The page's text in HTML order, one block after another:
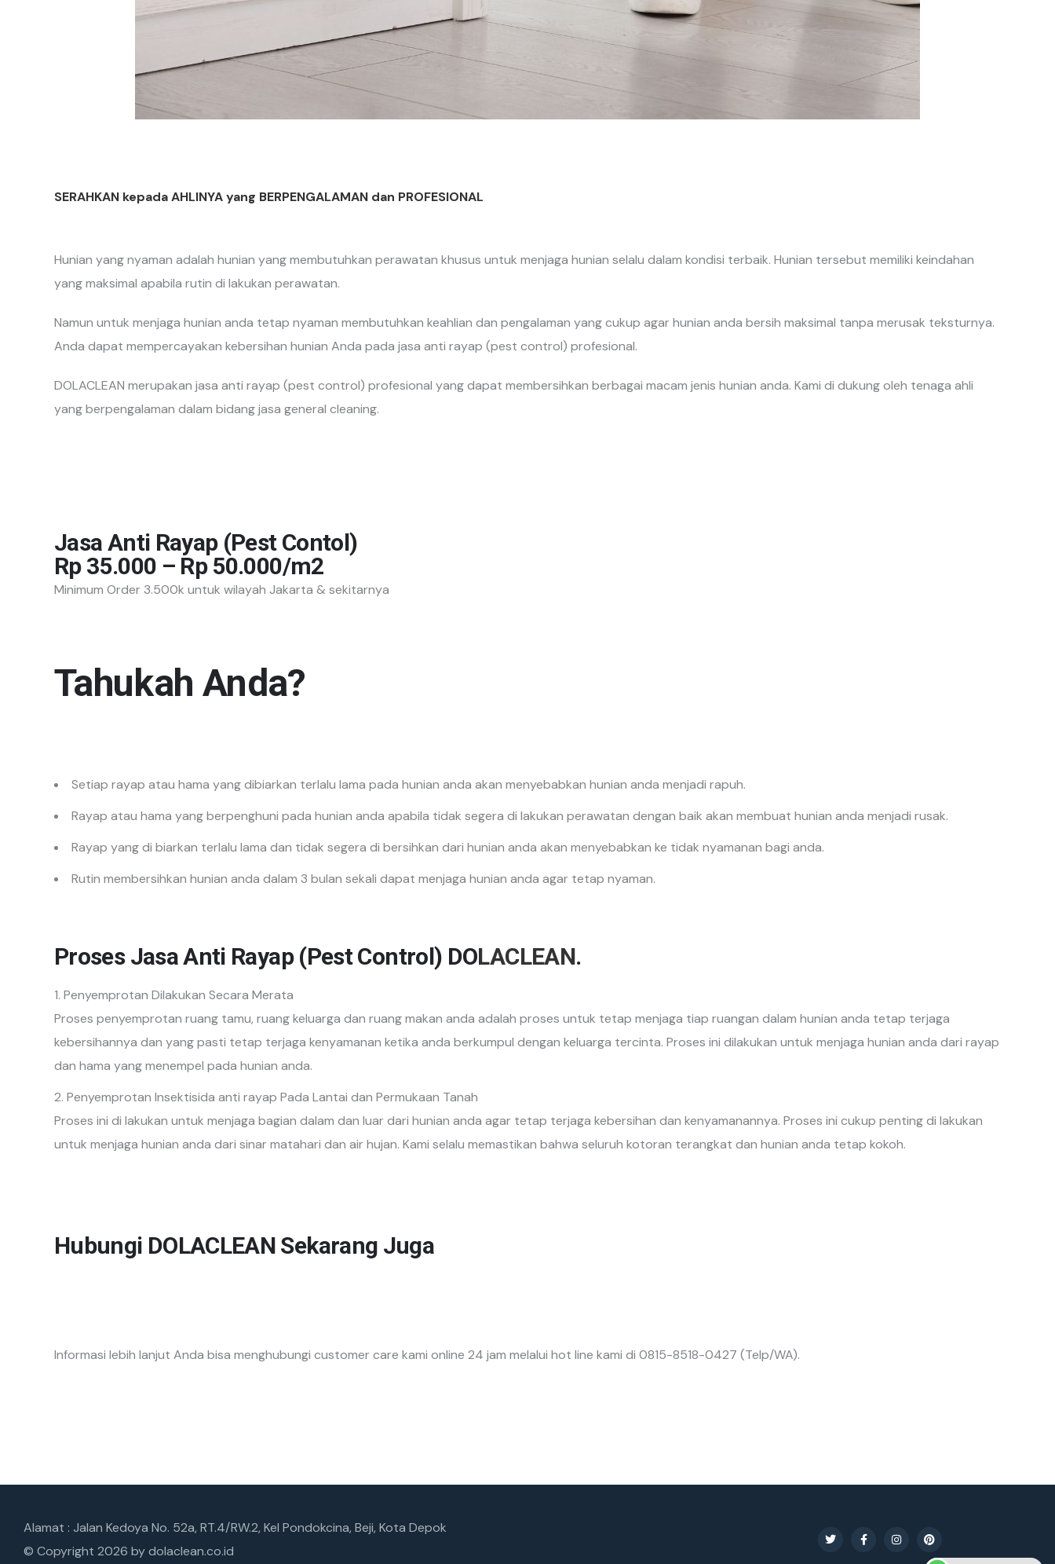
SERAHKAN kepada AHLINYA yang BERPENGALAMAN dan PROFESIONAL
Hunian yang nyaman adalah hunian yang membutuhkan perawatan khusus untuk menjaga hunian selalu dalam kondisi terbaik. Hunian tersebut memiliki keindahan
yang maksimal apabila rutin di lakukan perawatan.
Namun untuk menjaga hunian anda tetap nyaman membutuhkan keahlian dan pengalaman yang cukup agar hunian anda bersih maksimal tanpa merusak teksturnya.
Anda dapat mempercayakan kebersihan hunian Anda pada jasa anti rayap (pest control) profesional.
DOLACLEAN merupakan jasa anti rayap (pest control) profesional yang dapat membersihkan berbagai macam jenis hunian anda. Kami di dukung oleh tenaga ahli
yang berpengalaman dalam bidang jasa general cleaning.
Jasa Anti Rayap (Pest Contol)
Rp 35.000 – Rp 50.000/m2
Minimum Order 3.500k untuk wilayah Jakarta & sekitarnya
Tahukah Anda?
Setiap rayap atau hama yang dibiarkan terlalu lama pada hunian anda akan menyebabkan hunian anda menjadi rapuh.
Rayap atau hama yang berpenghuni pada hunian anda apabila tidak segera di lakukan perawatan dengan baik akan membuat hunian anda menjadi rusak.
Rayap yang di biarkan terlalu lama dan tidak segera di bersihkan dari hunian anda akan menyebabkan ke tidak nyamanan bagi anda.
Rutin membersihkan hunian anda dalam 3 bulan sekali dapat menjaga hunian anda agar tetap nyaman.
Proses Jasa Anti Rayap (Pest Control) DOLACLEAN.
Penyemprotan Dilakukan Secara Merata
Proses penyemprotan ruang tamu, ruang keluarga dan ruang makan anda adalah proses untuk tetap menjaga tiap ruangan dalam hunian anda tetap terjaga
kebersihannya dan yang pasti tetap terjaga kenyamanan ketika anda berkumpul dengan keluarga tercinta. Proses ini dilakukan untuk menjaga hunian anda dari rayap
dan hama yang menempel pada hunian anda.
Penyemprotan Insektisida anti rayap Pada Lantai dan Permukaan Tanah
Proses ini di lakukan untuk menjaga bagian dalam dan luar dari hunian anda agar tetap terjaga kebersihan dan kenyamanannya. Proses ini cukup penting di lakukan
untuk menjaga hunian anda dari sinar matahari dan air hujan. Kami selalu memastikan bahwa seluruh kotoran terangkat dan hunian anda tetap kokoh.
Hubungi DOLACLEAN Sekarang Juga
Informasi lebih lanjut Anda bisa menghubungi customer care kami online 24 jam melalui hot line kami di 0815-8518-0427 (Telp/WA).
Alamat : Jalan Kedoya No. 52a, RT.4/RW.2, Kel Pondokcina, Beji, Kota Depok
© Copyright 2026 by dolaclean.co.id